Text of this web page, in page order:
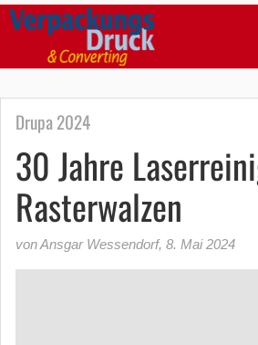
Drupa 2024
30 Jahre
Rasterwalzen
von Ansgar Wessendorf, 8. Mai 2024